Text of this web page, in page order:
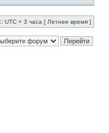
UTC + 3 часа [ Летнее время ]